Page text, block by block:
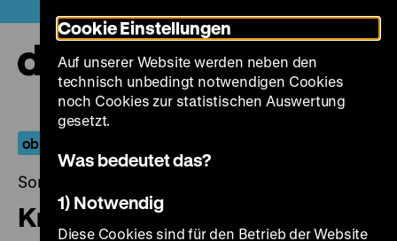
zum
Seiteninhalt
springen
ob kinder oder keine
Sonntag, 05. Februar 2023, 18.30 Uhr
Kreuzzug des Weibes
Cookie Einstellungen
Auf unserer Website werden neben den
technisch unbedingt notwendigen Cookies
noch Cookies zur statistischen Auswertung
gesetzt.
Was bedeutet das?
1) Notwendig
Diese Cookies sind für den Betrieb der Website